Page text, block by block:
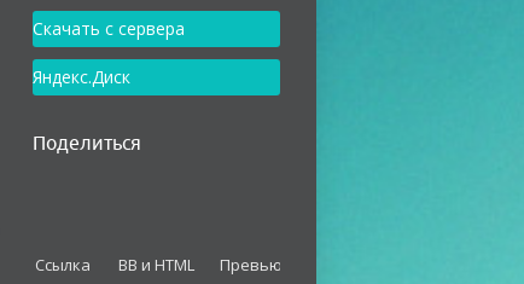
Скачать с сервера
Яндекс.Диск
Поделиться
Ссылка BB и HTML Превью